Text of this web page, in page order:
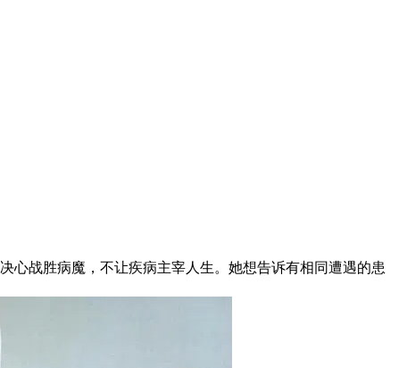
心战胜病魔，不让疾病主宰人生。她想告诉有相同遭遇的患